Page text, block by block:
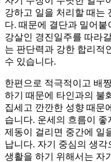
강하고 일을 처리할 때는
다. 때문에 결단과 밀어붙
강살인 경진일주를 따라
는 판단력과 강한 합리적
수 있습니다.
한편으로 적극적이고 배
하기 때문에 타인과의 불
집세고 깐깐한 성향 때문
습니다. 운세의 흐름이
제동이 걸리면 중간에 일
납니다. 자기 중심의 생각
생활을 하기 위해서는 자